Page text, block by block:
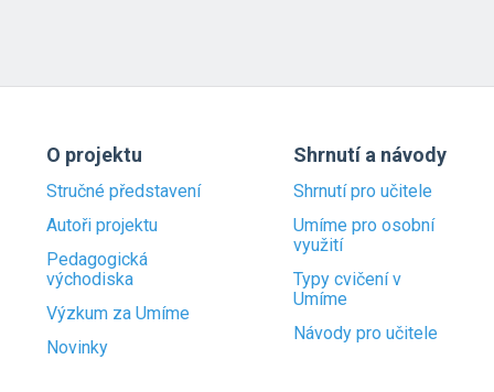
O projektu
Stručné představení
Autoři projektu
Pedagogická
východiska
Výzkum za Umíme
Novinky
Shrnutí a návody
Shrnutí pro učitele
Umíme pro osobní
využití
Typy cvičení v
Umíme
Návody pro učitele